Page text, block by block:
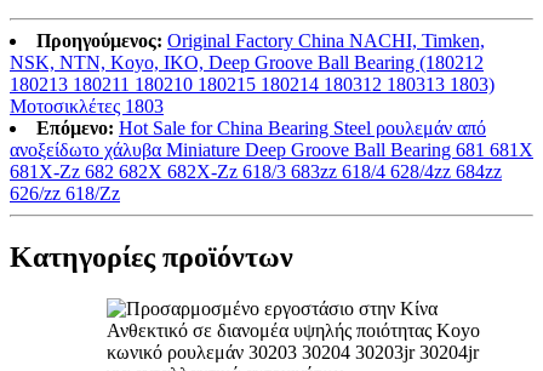
Προηγούμενος: Original Factory China NACHI, Timken,
NSK, NTN, Koyo, IKO, Deep Groove Ball Bearing (180212
180213 180211 180210 180215 180214 180312 180313 1803)
Μοτοσικλέτες 1803
Επόμενο: Hot Sale for China Bearing Steel ρουλεμάν από
ανοξείδωτο χάλυβα Miniature Deep Groove Ball Bearing 681 681X
681X-Zz 682 682X 682X-Zz 618/3 683zz 618/4 628/4zz 684zz
626/zz 618/Zz
Κατηγορίες προϊόντων